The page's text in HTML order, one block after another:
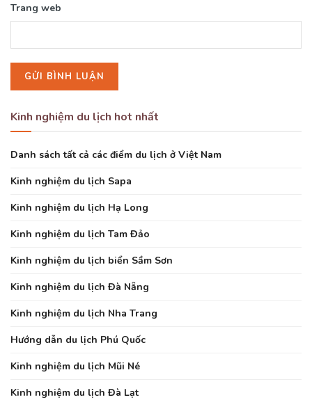
Trang web
Kinh nghiệm du lịch hot nhất
Danh sách tất cả các điểm du lịch ở Việt Nam
Kinh nghiệm du lịch Sapa
Kinh nghiệm du lịch Hạ Long
Kinh nghiệm du lịch Tam Đảo
Kinh nghiệm du lịch biển Sầm Sơn
Kinh nghiệm du lịch Đà Nẵng
Kinh nghiệm du lịch Nha Trang
Hướng dẫn du lịch Phú Quốc
Kinh nghiệm du lịch Mũi Né
Kinh nghiệm du lịch Đà Lạt